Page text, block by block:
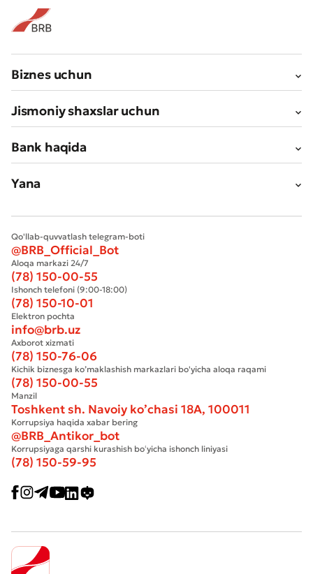
Biznes uchun
Jismoniy shaxslar uchun
Bank haqida
Yana
Qo'llab-quvvatlash telegram-boti
@BRB_Official_Bot
Aloqa markazi 24/7
(78) 150-00-55
Ishonch telefoni (9:00-18:00)
(78) 150-10-01
Elektron pochta
info@brb.uz
Axborot xizmati
(78) 150-76-06
Kichik biznesga ko’maklashish markazlari bo'yicha aloqa raqami
(78) 150-00-55
Manzil
Toshkent sh. Navoiy ko’chasi 18А, 100011
Korrupsiya haqida xabar bering
@BRB_Antikor_bot
Korrupsiyaga qarshi kurashish boʻyicha ishonch liniyasi
(78) 150-59-95